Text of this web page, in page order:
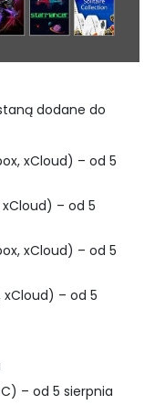
dodane do
xCloud) – od 5
– od 5
xCloud) – od 5
xCloud) – od 5
– od 5 sierpnia